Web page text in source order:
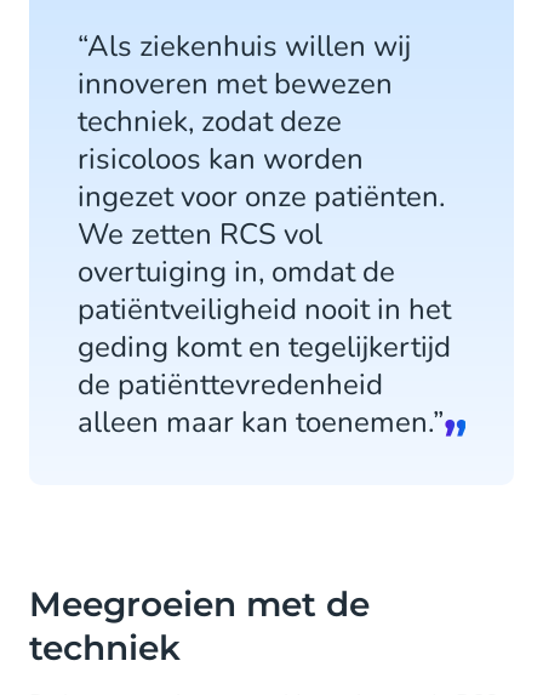
“Als ziekenhuis willen wij
innoveren met bewezen
techniek, zodat deze
risicoloos kan worden
ingezet voor onze patiënten.
We zetten RCS vol
overtuiging in, omdat de
patiëntveiligheid nooit in het
geding komt en tegelijkertijd
de patiënttevredenheid
alleen maar kan toenemen.”
Meegroeien met de
techniek